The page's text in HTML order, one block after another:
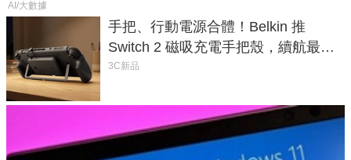
AI/大數據
手把、行動電源合體！Belkin 推
Switch 2 磁吸充電手把殼，續航最高
延長 1.5 倍
3C新品